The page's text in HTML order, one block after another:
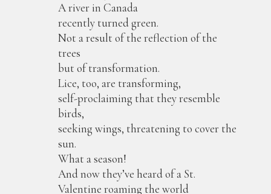
A river in Canada
recently turned green.
Not a result of the reflection of the
trees
but of transformation.
Lice, too, are transforming,
self-proclaiming that they resemble
birds,
seeking wings, threatening to cover the
sun.
What a season!
And now they’ve heard of a St.
Valentine roaming the world